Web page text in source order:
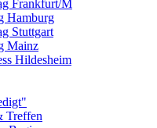
Frankfurt/M
Hamburg
Stuttgart
Mainz
Hildesheim
Treffen